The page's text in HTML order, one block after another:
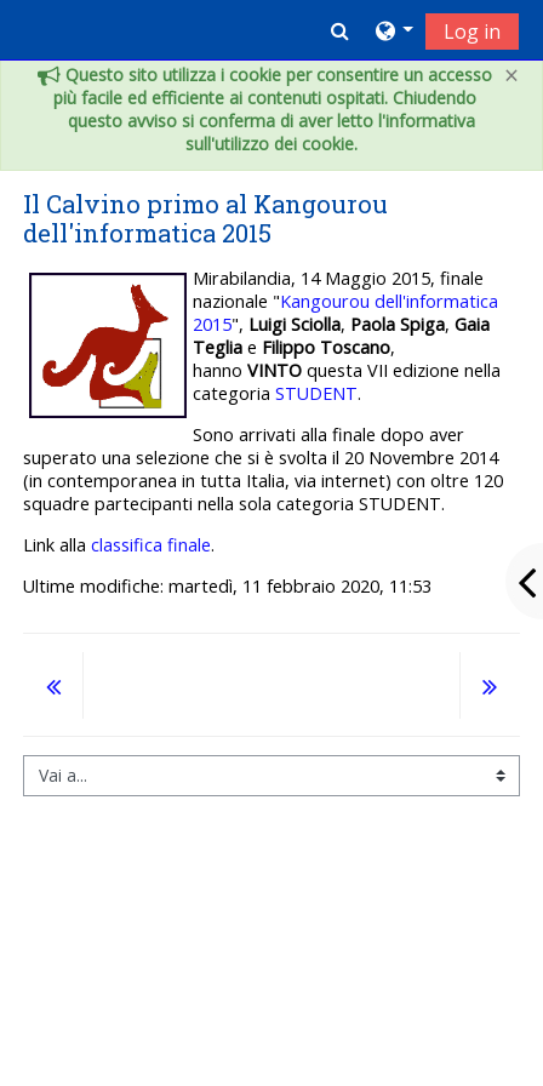
×
Questo sito utilizza i cookie per consentire un accesso
più facile ed efficiente ai contenuti ospitati. Chiudendo
questo avviso si conferma di aver letto l'informativa
sull'utilizzo dei cookie.
Toggle search
Log in
Il Calvino primo al Kangourou
dell'informatica 2015
Mirabilandia, 14 Maggio 2015, finale
nazionale "Kangourou dell'informatica
2015", Luigi Sciolla, Paola Spiga,Gaia
Teglia e Filippo Toscano,
hannoVINTO questa VII edizione nella
categoriaSTUDENT.
Sono arrivati alla finale dopo aver
superato una selezione che si è svolta il 20 Novembre 2014
(in contemporanea in tutta Italia, via internet) con oltre 120
squadre partecipanti nella sola categoria STUDENT.
Link alla classifica finale.
Ultime modifiche: martedì, 11 febbraio 2020, 11:53
Vai a...